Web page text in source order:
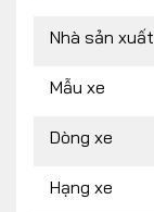
Nhà sản xuất
Mẫu xe
Dòng xe
Hạng xe